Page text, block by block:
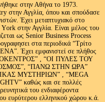
στην Αθήνα το 1973.
στην Αγγλία, όπου και σπούδασε
Έχει μεταπτυχιακό στο
στην Αγγλία. Είναι μέλος του
ως Senior Business Process
στα περιοδικά “Τρίτο
Έχει εμφανιστεί σε πλήθος
, “ΟΙ ΠΥΛΕΣ ΤΟΥ
“ΠΑΝΩ ΣΤΗΝ ΩΡΑ”
ΜΥΣΤΗΡΙΩΝ” , “MEGA
καθώς και σε πολλές
του ενδιαφέροντα
ευρύτερου ελληνικού χώρου κ.ά.